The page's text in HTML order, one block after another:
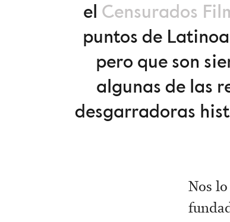
el Censurados
puntos de
pero que son
algunas de las
desgarradoras
Nos